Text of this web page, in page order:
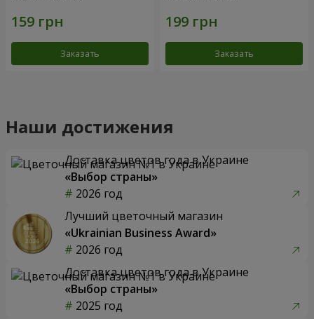
Заказать Заказать
Наши достижения
Доставка цветов года в Украине
«Выбор страны»
2026 год
Лучший цветочный магазин
«Ukrainian Business Award»
2026 год
Доставка цветов года в Украине
«Выбор страны»
2025 год